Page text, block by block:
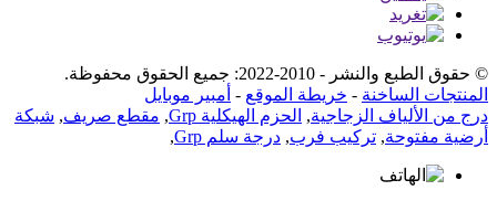
© حقوق الطبع والنشر - 2010-2022: جميع الحقوق محفوظة.
المنتجات الساخنة - خريطة الموقع - أمبير موبايل
درج من الألياف الزجاجية, الحزم الهيكلية Grp , مقطع صريف, شبكة
أرضية مفتوحة, تركيب فرب, درجة سلم Grp ,